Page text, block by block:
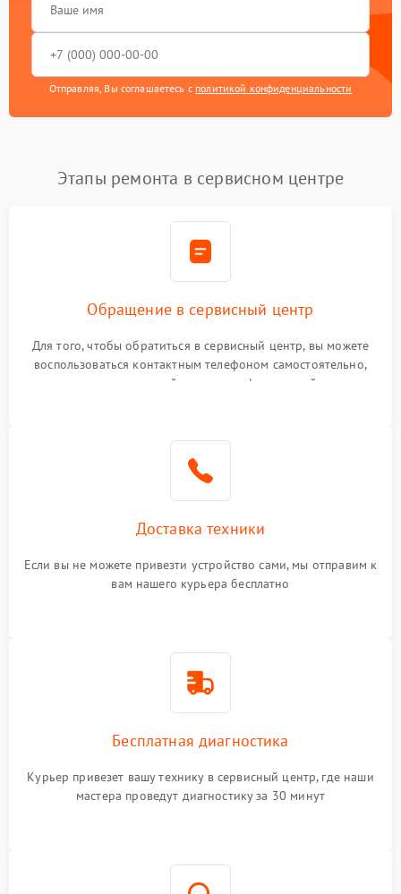
Отправляя, Вы соглашаетесь с политикой конфиденциальности
Этапы ремонта в сервисном центре
Обращение в сервисный центр
Для того, чтобы обратиться в сервисный центр, вы можете
воспользоваться контактным телефоном самостоятельно,
или оставить свой номер телефона на сайте
Доставка техники
Если вы не можете привезти устройство сами, мы отправим к
вам нашего курьера бесплатно
Бесплатная диагностика
Курьер привезет вашу технику в сервисный центр, где наши
мастера проведут диагностику за 30 минут